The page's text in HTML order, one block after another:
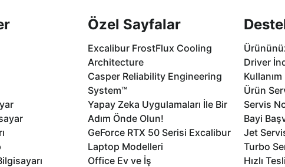
Özel Sayfalar
Excalibur FrostFlux Cooling
Architecture
Casper Reliability Engineering
System™
Yapay Zeka Uygulamaları İle Bir
Adım Önde Olun!
GeForce RTX 50 Serisi Excalibur
Laptop Modelleri
Office Ev ve İş
Driver
Kullanım
Ürün
Servis
Bayi
Jet
Turbo
Hızlı